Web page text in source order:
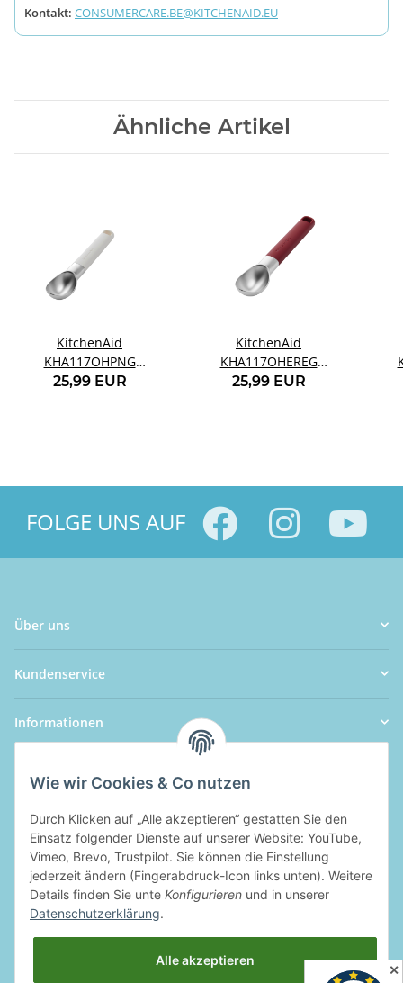
Kontakt: CONSUMERCARE.BE@KITCHENAID.EU
Ähnliche Artikel
KitchenAid
KHA117OHPNG
Eisportionierer,
25,99 EUR
KitchenAid
KHA117OHEREG
Eisportionierer rot
25,99 EUR
FOLGE UNS AUF
Über uns
Kundenservice
Informationen
Wie wir Cookies & Co nutzen
Durch Klicken auf „Alle akzeptieren“ gestatten Sie den
Einsatz folgender Dienste auf unserer Website: YouTube,
Vimeo, Brevo, Trustpilot. Sie können die Einstellung
jederzeit ändern (Fingerabdruck-Icon links unten). Weitere
Details finden Sie unte Konfigurieren und in unserer
Datenschutzerklärung.
Alle akzeptieren
✕